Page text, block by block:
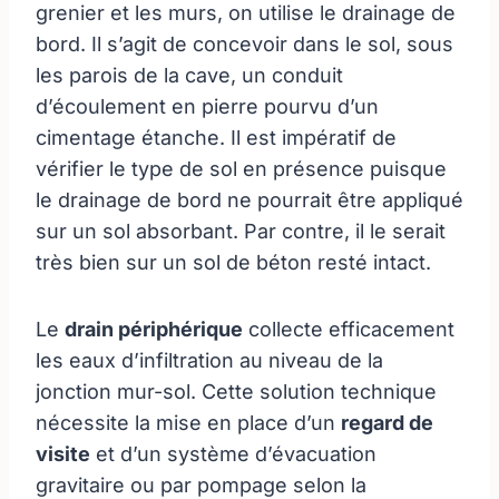
grenier et les murs, on utilise le drainage de
bord. Il s’agit de concevoir dans le sol, sous
les parois de la cave, un conduit
d’écoulement en pierre pourvu d’un
cimentage étanche. Il est impératif de
vérifier le type de sol en présence puisque
le drainage de bord ne pourrait être appliqué
sur un sol absorbant. Par contre, il le serait
très bien sur un sol de béton resté intact.
Le drain périphérique collecte efficacement
les eaux d’infiltration au niveau de la
jonction mur-sol. Cette solution technique
nécessite la mise en place d’un regard de
visite et d’un système d’évacuation
gravitaire ou par pompage selon la